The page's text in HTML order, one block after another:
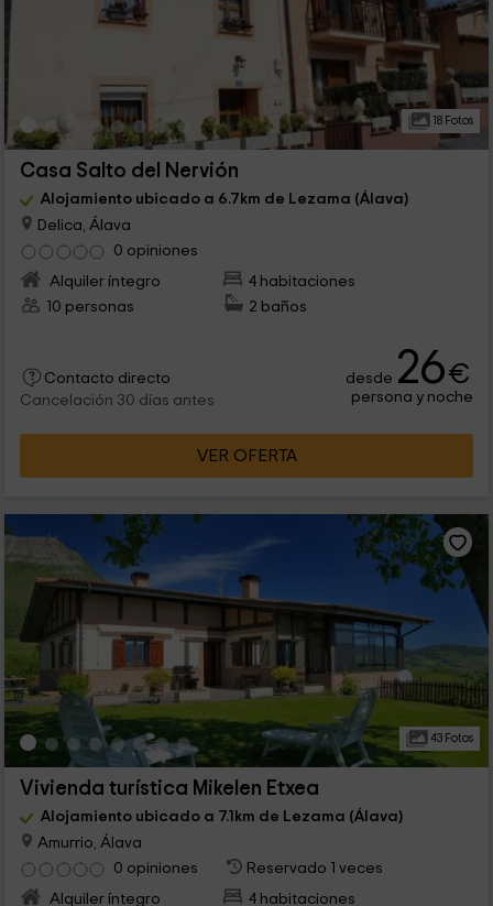
18 Fotos
Casa Salto del Nervión
Alojamiento ubicado a 6.7km de Lezama (Álava)
Delica, Álava
0 opiniones
Alquiler íntegro
4 habitaciones
10 personas
2 baños
Contacto directo
Cancelación 30 días antes
desde 26€
persona y noche
VER OFERTA
43 Fotos
Vivienda turística Mikelen Etxea
Alojamiento ubicado a 7.1km de Lezama (Álava)
Amurrio, Álava
0 opiniones
Reservado 1 veces
Alquiler íntegro
4 habitaciones